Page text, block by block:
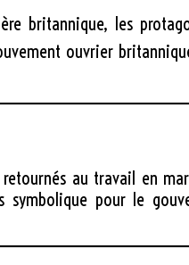
britannique, les
ouvrier
au travail en
pour le